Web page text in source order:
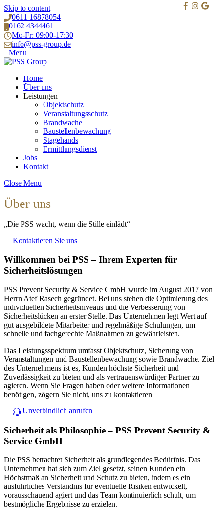
Skip to content
0611 16878054
0162 4344461
Mo-Fr: 09:00-17:30
info@pss-group.de
Menu
Home
Über uns
Leistungen
Objektschutz
Veranstaltungsschutz
Brandwache
Baustellenbewachung
Stagehands
Ermittlungsdienst
Jobs
Kontakt
Close Menu
Über uns
„Die PSS wacht, wenn die Stille einlädt“
Kontaktieren Sie uns
Willkommen bei PSS – Ihrem Experten für
Sicherheitslösungen
PSS Prevent Security & Service GmbH wurde im August 2017 von
Herrn Atef Rasech gegründet. Bei uns stehen die Optimierung des
individuellen Sicherheitsniveaus und die Verbesserung von
Sicherheitslücken an erster Stelle. Das Unternehmen legt Wert auf
gut ausgebildete Mitarbeiter und regelmäßige Schulungen, um
schnelle und fachgerechte Maßnahmen zu gewährleisten.
Das Leistungsspektrum umfasst Objektschutz, Sicherung von
Veranstaltungen und Baustellenbewachung sowie Brandwache. Ziel
des Unternehmens ist es, Kunden höchste Sicherheit und
Zuverlässigkeit zu bieten und als vertrauenswürdiger Partner zu
agieren. Wenn Sie Fragen haben oder weitere Informationen
benötigen, zögern Sie nicht, uns zu kontaktieren.
Unverbindlich anrufen
Sicherheit als Philosophie – PSS Prevent Security &
Service GmbH
Die PSS betrachtet Sicherheit als grundlegendes Bedürfnis. Das
Unternehmen hat sich zum Ziel gesetzt, seinen Kunden ein
Höchstmaß an Sicherheit und Schutz zu bieten, indem es ein
ausführliches Verständnis für eventuelle Risiken entwickelt,
vorausschauend agiert und das Team kontinuierlich schult, um
bestmögliche Ergebnisse zu erzielen.